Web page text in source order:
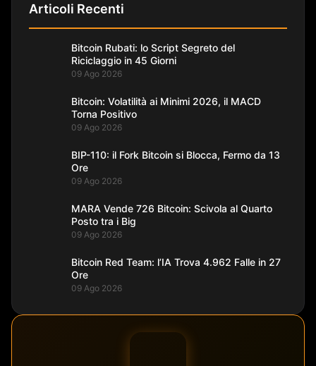
Articoli Recenti
Bitcoin Rubati: lo Script Segreto del
Riciclaggio in 45 Giorni
09 Ago 2026
Bitcoin: Volatilità ai Minimi 2026, il MACD
Torna Positivo
09 Ago 2026
BIP-110: il Fork Bitcoin si Blocca, Fermo da 13
Ore
09 Ago 2026
MARA Vende 726 Bitcoin: Scivola al Quarto
Posto tra i Big
09 Ago 2026
Bitcoin Red Team: l’IA Trova 4.962 Falle in 27
Ore
09 Ago 2026